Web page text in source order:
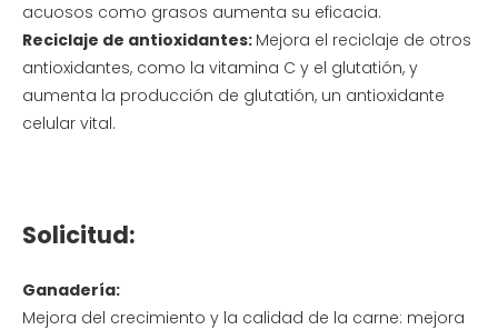
acuosos como grasos aumenta su eficacia.
Reciclaje de antioxidantes: Mejora el reciclaje de otros
antioxidantes, como la vitamina C y el glutatión, y
aumenta la producción de glutatión, un antioxidante
celular vital.
Solicitud:
Ganadería:
Mejora del crecimiento y la calidad de la carne: mejora